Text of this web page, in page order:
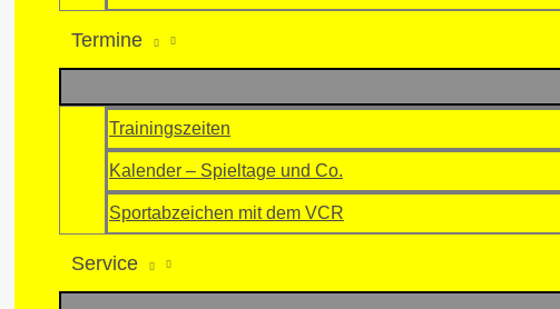
Termine
Trainingszeiten
Kalender – Spieltage und Co.
Sportabzeichen mit dem VCR
Service